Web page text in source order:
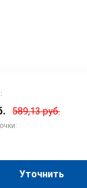
589,13руб.
Уточнить